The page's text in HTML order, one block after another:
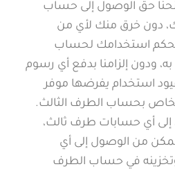
حق الوصول إلى حساب
دون خرق منك لأي من
تحكم استخدامك لحساب
ودون إلزامنا بدفع أي رسوم
استخدام يفرضها موفر
بحساب الطرف الثالث.
أي حسابات طرف ثالث،
أنه (1) قد نتمكن من الوصول إلى أي
في حساب الطرف